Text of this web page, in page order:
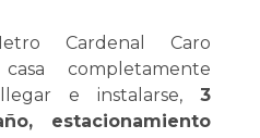
Cardenal Caro
completamente
e instalarse, 3
estacionamiento